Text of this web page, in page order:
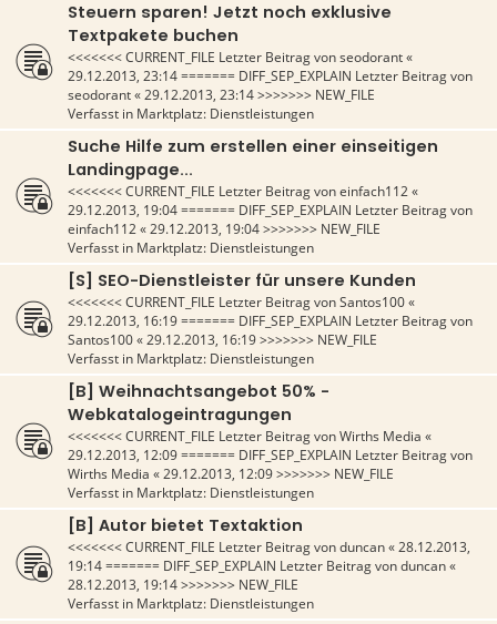
Steuern sparen! Jetzt noch exklusive
Textpakete buchen
<<<<<<< CURRENT_FILE Letzter Beitrag vonseodorant«
29.12.2013, 23:14======= DIFF_SEP_EXPLAIN Letzter Beitrag von
seodorant«29.12.2013, 23:14>>>>>>> NEW_FILE
Verfasst in Marktplatz: Dienstleistungen
Suche Hilfe zum erstellen einer einseitigen
Landingpage...
<<<<<<< CURRENT_FILE Letzter Beitrag voneinfach112«
29.12.2013, 19:04======= DIFF_SEP_EXPLAIN Letzter Beitrag von
einfach112«29.12.2013, 19:04>>>>>>> NEW_FILE
Verfasst in Marktplatz: Dienstleistungen
[S] SEO-Dienstleister für unsere Kunden
<<<<<<< CURRENT_FILE Letzter Beitrag vonSantos100«
29.12.2013, 16:19======= DIFF_SEP_EXPLAIN Letzter Beitrag von
Santos100«29.12.2013, 16:19>>>>>>> NEW_FILE
Verfasst in Marktplatz: Dienstleistungen
[B] Weihnachtsangebot 50% -
Webkatalogeintragungen
<<<<<<< CURRENT_FILE Letzter Beitrag vonWirths Media «
29.12.2013, 12:09======= DIFF_SEP_EXPLAIN Letzter Beitrag von
Wirths Media «29.12.2013, 12:09>>>>>>> NEW_FILE
Verfasst in Marktplatz: Dienstleistungen
[B] Autor bietet Textaktion
<<<<<<< CURRENT_FILE Letzter Beitrag vonduncan«28.12.2013,
19:14======= DIFF_SEP_EXPLAIN Letzter Beitrag vonduncan«
28.12.2013, 19:14>>>>>>> NEW_FILE
Verfasst in Marktplatz: Dienstleistungen